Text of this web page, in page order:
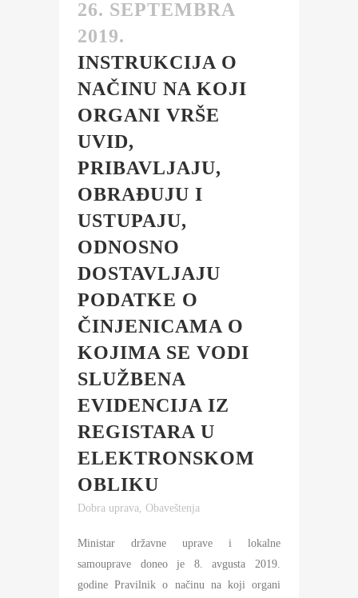
26. SEPTEMBRA
2019.
INSTRUKCIJA O
NAČINU NA KOJI
ORGANI VRŠE
UVID,
PRIBAVLJAJU,
OBRAĐUJU I
USTUPAJU,
ODNOSNO
DOSTAVLJAJU
PODATKE O
ČINJENICAMA O
KOJIMA SE VODI
SLUŽBENA
EVIDENCIJA IZ
REGISTARA U
ELEKTRONSKOM
OBLIKU
Dobra uprava Obaveštenja
Ministar državne uprave i lokalne
samouprave doneo je 8. avgusta 2019.
godine Pravilnik o načinu na koji organi